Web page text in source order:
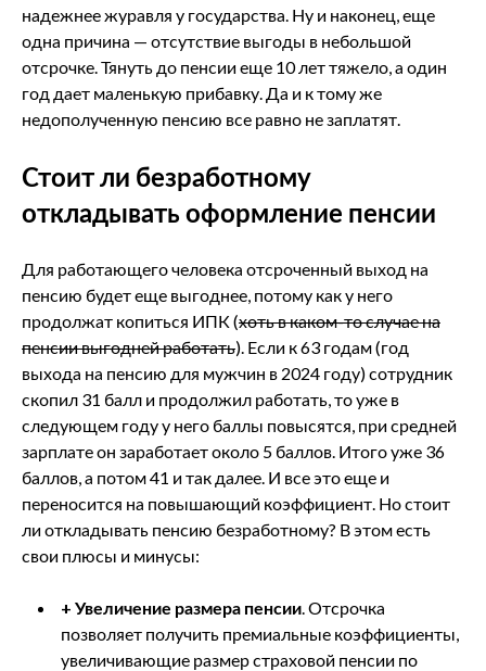
надежнее журавля у государства. Ну и наконец, еще
одна причина — отсутствие выгоды в небольшой
отсрочке. Тянуть до пенсии еще 10 лет тяжело, а один
год дает маленькую прибавку. Да и к тому же
недополученную пенсию все равно не заплатят.
Стоит ли безработному
откладывать оформление пенсии
Для работающего человека отсроченный выход на
пенсию будет еще выгоднее, потому как у него
продолжат копиться ИПК (хоть в каком-то случае на
пенсии выгодней работать). Если к 63 годам (год
выхода на пенсию для мужчин в 2024 году) сотрудник
скопил 31 балл и продолжил работать, то уже в
следующем году у него баллы повысятся, при средней
зарплате он заработает около 5 баллов. Итого уже 36
баллов, а потом 41 и так далее. И все это еще и
переносится на повышающий коэффициент. Но стоит
ли откладывать пенсию безработному? В этом есть
свои плюсы и минусы:
+ Увеличение размера пенсии. Отсрочка
позволяет получить премиальные коэффициенты,
увеличивающие размер страховой пенсии по